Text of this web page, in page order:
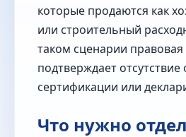
которые продаются как
или строительный
таком сценарии
подтверждает
сертификации или
Что нужно